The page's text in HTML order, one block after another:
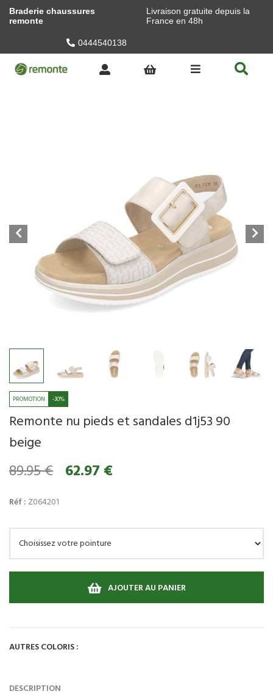
Braderie chaussures
remonte
Livraison gratuite depuis la
France en 48h
0444540138
-30%
Remonte nu pieds et sandales d1j53 90
beige
89.95 € 62.97 €
Réf : Z064201
AJOUTER AU PANIER
AUTRES COLORIS :
DESCRIPTION